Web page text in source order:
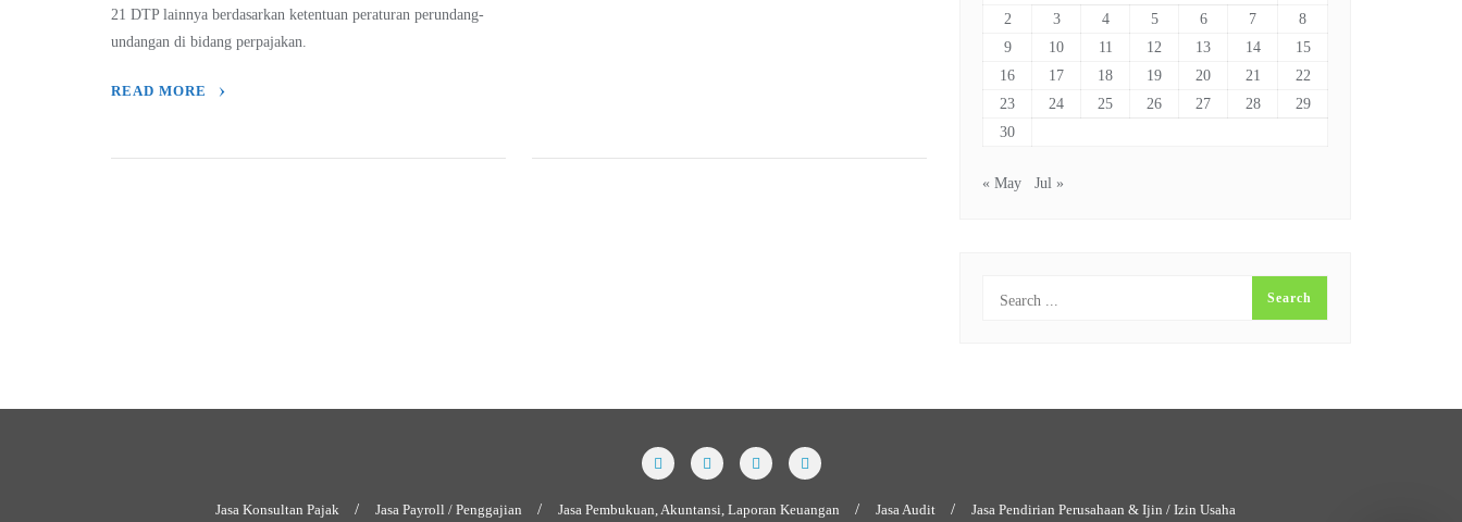
21 DTP lainnya berdasarkan ketentuan peraturan perundang-
undangan di bidang perpajakan.
READ MORE
2
3 4 5 6 7
8
9
10 11 12 13 14
15
16
17 18 19 20 21
22
23
24 25 26 27 28
29
30
« May Jul »
Jasa Konsultan Pajak Jasa Payroll / Penggajian Jasa Pembukuan, Akuntansi, Laporan Keuangan Jasa Audit Jasa Pendirian Perusahaan & Ijin / Izin Usaha